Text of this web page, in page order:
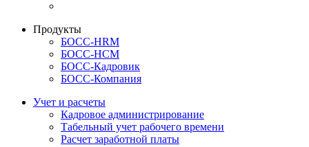
Продукты
БОСС-HRM
БОСС-HCM
БОСС-Кадровик
БОСС-Компания
Учет и расчеты
Кадровое администрирование
Табельный учет рабочего времени
Расчет заработной платы